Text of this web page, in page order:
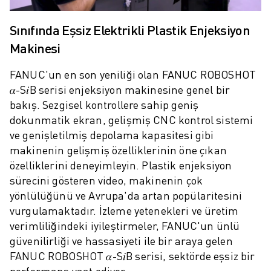
TEL EROZYON MAKINELERI
ROBOCUT TEL EROZYON MAKINELERI
ROBOCUT YAZILIMI
ROBOCUT ÖNLEYICI BAKIM
ROBOCUT SÜRDÜRÜLEBILIRLIK
IIOT ÇÖZÜMLERI
AKILLI FABRIKA ÇÖZÜMLERI
ÜRETIM VERIMLILIĞINI ARTIRMAK IÇIN AKILLI FABRIKA ÇÖZÜMLERI
ÜRÜN KAYDI » FANUC PORTAL
VAKA ÇALIŞMALARI
ÇÖZÜMLER
ENDÜSTRILER
TÜM SEKTÖRLER
HAVACILIK
OTOMOTIV
Sınıfında Eşsiz Elektrikli Plastik Enjeksiyon
Makinesi
FANUC'un en son yeniliği olan FANUC ROBOSHOT
𝛼-S𝑖B serisi enjeksiyon makinesine genel bir
bakış. Sezgisel kontrollere sahip geniş
dokunmatik ekran, gelişmiş CNC kontrol sistemi
ve genişletilmiş depolama kapasitesi gibi
makinenin gelişmiş özelliklerinin öne çıkan
özelliklerini deneyimleyin. Plastik enjeksiyon
sürecini gösteren video, makinenin çok
yönlülüğünü ve Avrupa'da artan popülaritesini
vurgulamaktadır. İzleme yetenekleri ve üretim
verimliliğindeki iyileştirmeler, FANUC'un ünlü
güvenilirliği ve hassasiyeti ile bir araya gelen
FANUC ROBOSHOT 𝛼-S𝑖B serisi, sektörde eşsiz bir